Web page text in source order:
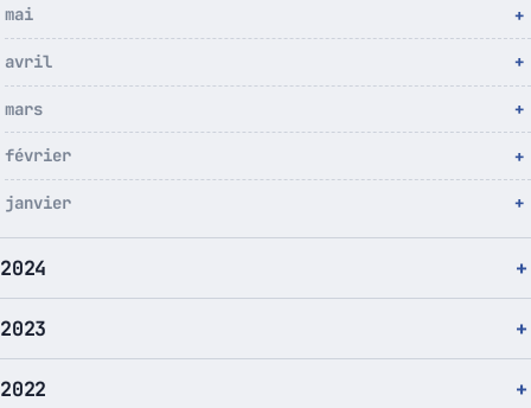
mai
avril
mars
février
janvier
2024
2023
2022